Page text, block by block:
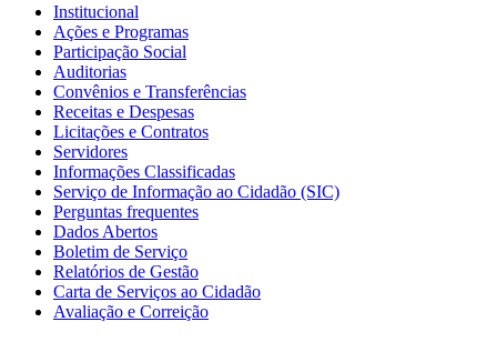
Institucional
Ações e Programas
Participação Social
Auditorias
Convênios e Transferências
Receitas e Despesas
Licitações e Contratos
Servidores
Informações Classificadas
Serviço de Informação ao Cidadão (SIC)
Perguntas frequentes
Dados Abertos
Boletim de Serviço
Relatórios de Gestão
Carta de Serviços ao Cidadão
Avaliação e Correição